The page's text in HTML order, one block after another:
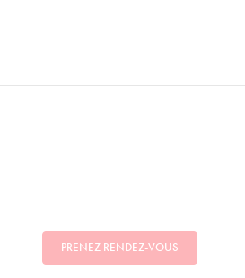
PRENEZ RENDEZ-VOUS